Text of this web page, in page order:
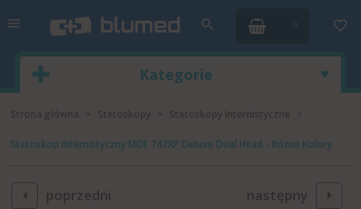
Kategorie
Stetoskop Internistyczny MDF 747XP Deluxe Dual Head - Różne Kolory
poprzedni następny